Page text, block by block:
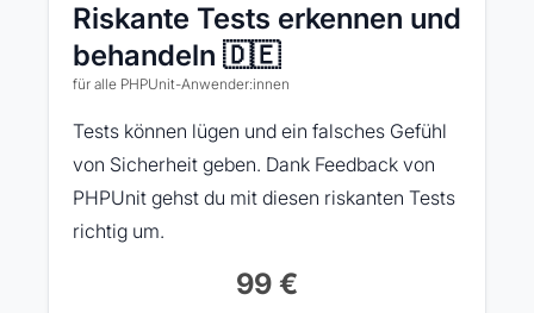
Riskante Tests erkennen und
behandeln 🇩🇪
für alle PHPUnit-Anwender:innen
Tests können lügen und ein falsches Gefühl
von Sicherheit geben. Dank Feedback von
PHPUnit gehst du mit diesen riskanten Tests
richtig um.
99 €